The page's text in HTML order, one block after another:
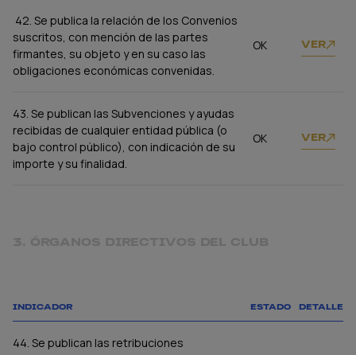
42. Se publica la relación de los Convenios
suscritos, con mención de las partes
firmantes, su objeto y en su caso las
obligaciones económicas convenidas.
OK VER
43. Se publican las Subvenciones y ayudas
recibidas de cualquier entidad pública (o
bajo control público), con indicación de su
importe y su finalidad.
OK VER
INDICADOR ESTADO DETALLE
44. Se publican las retribuciones